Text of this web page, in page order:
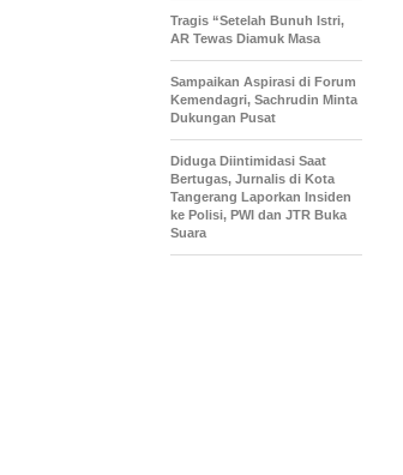
Tragis “Setelah Bunuh Istri,
AR Tewas Diamuk Masa
Sampaikan Aspirasi di Forum
Kemendagri, Sachrudin Minta
Dukungan Pusat
Diduga Diintimidasi Saat
Bertugas, Jurnalis di Kota
Tangerang Laporkan Insiden
ke Polisi, PWI dan JTR Buka
Suara